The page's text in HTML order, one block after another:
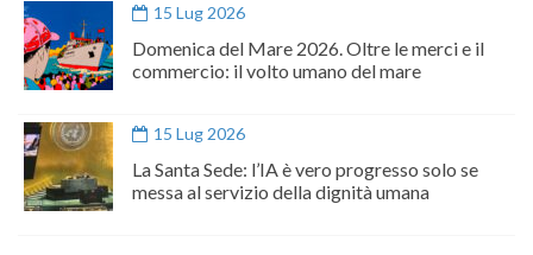
15 Lug 2026
Domenica del Mare 2026. Oltre le merci e il
commercio: il volto umano del mare
15 Lug 2026
La Santa Sede: l’IA è vero progresso solo se
messa al servizio della dignità umana